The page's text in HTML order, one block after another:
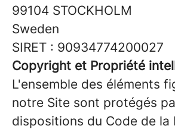
99104 STOCKHOLM
Sweden
SIRET : 90934774200027
Copyright et Propriété
L'ensemble des éléments
notre Site sont protégés
dispositions du Code de la